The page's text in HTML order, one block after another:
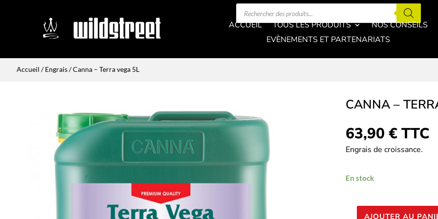
Recherche
ACCUEIL TOUS LES PRODUITS
NOS CONSEILS
EVÈNEMENTS ET PARTENARIATS
Accueil /Engrais/ Canna – Terra vega 5L
CANNA –
63,90€TTC
Engrais de croissance.
En stock
AJOUTER AU